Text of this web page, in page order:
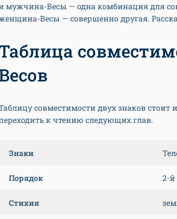
мужчина-Весы — одна комбинация для
Весы — совершенно другая.
совместимости двух знаков стоит
к чтению следующих глав.
Знаки
Порядок 2-й
Стихия